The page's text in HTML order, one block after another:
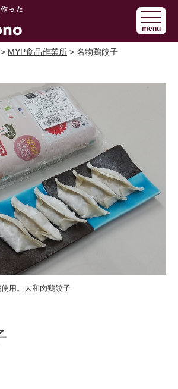
menu
> MYP食品作業所 > 名物鶏餃子
用。大和肉鶏餃子